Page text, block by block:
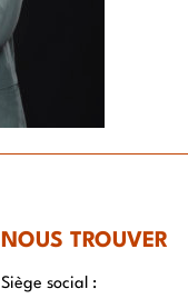
NOUS TROUVER
Siège social :